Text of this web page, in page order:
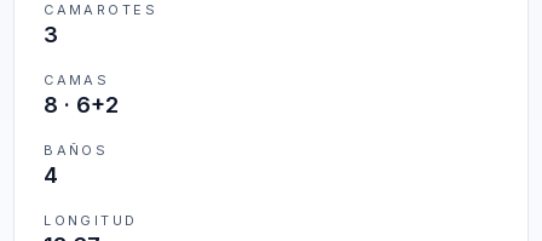
CAMAROTES
3
CAMAS
8 · 6+2
BAÑOS
4
LONGITUD